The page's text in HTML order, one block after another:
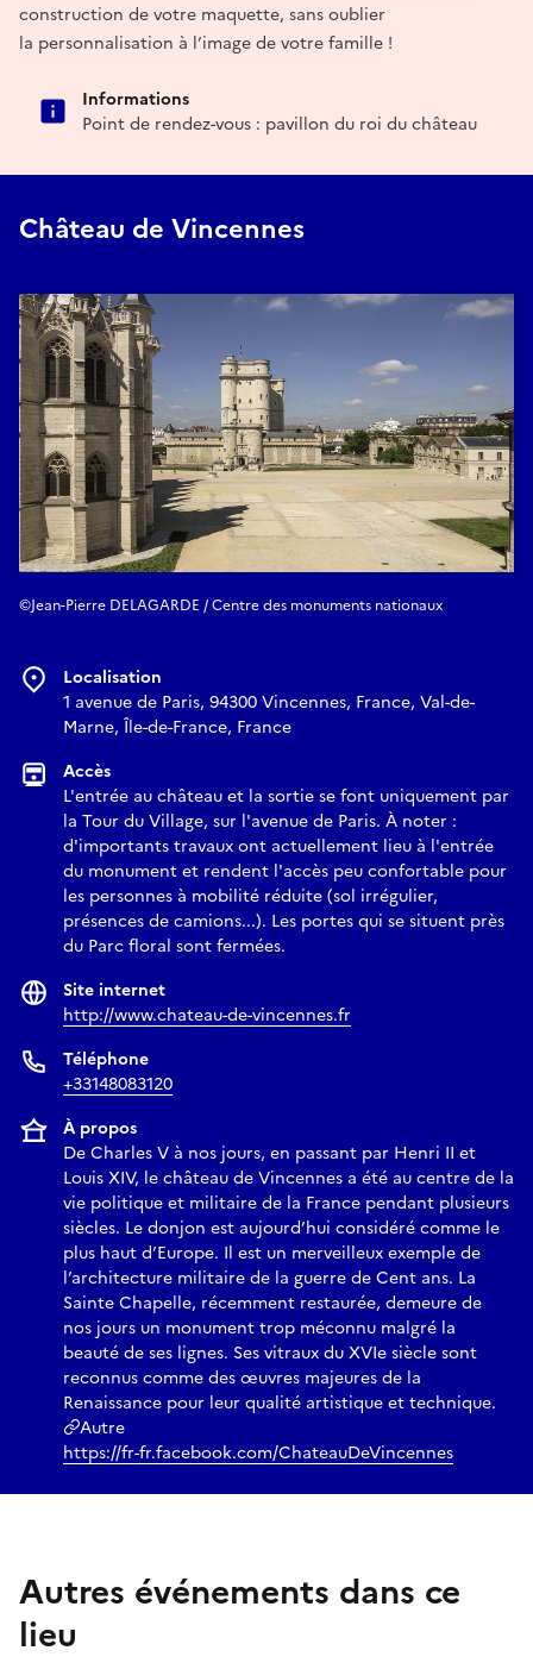
construction de votre maquette, sans oublier
la personnalisation à l’image de votre famille !
Informations
Point de rendez-vous : pavillon du roi du château
Château de Vincennes
©Jean-Pierre DELAGARDE / Centre des monuments nationaux
Localisation
1 avenue de Paris, 94300 Vincennes, France, Val-de-
Marne, Île-de-France, France
Accès
L'entrée au château et la sortie se font uniquement par
la Tour du Village, sur l'avenue de Paris. À noter :
d'importants travaux ont actuellement lieu à l'entrée
du monument et rendent l'accès peu confortable pour
les personnes à mobilité réduite (sol irrégulier,
présences de camions...). Les portes qui se situent près
du Parc floral sont fermées.
Site internet
http://www.chateau-de-vincennes.fr
Téléphone
+33148083120
À propos
De Charles V à nos jours, en passant par Henri II et
Louis XIV, le château de Vincennes a été au centre de la
vie politique et militaire de la France pendant plusieurs
siècles. Le donjon est aujourd’hui considéré comme le
plus haut d’Europe. Il est un merveilleux exemple de
l’architecture militaire de la guerre de Cent ans. La
Sainte Chapelle, récemment restaurée, demeure de
nos jours un monument trop méconnu malgré la
beauté de ses lignes. Ses vitraux du XVIe siècle sont
reconnus comme des œuvres majeures de la
Renaissance pour leur qualité artistique et technique.
Autre
https://fr-fr.facebook.com/ChateauDeVincennes
Autres événements dans ce
lieu